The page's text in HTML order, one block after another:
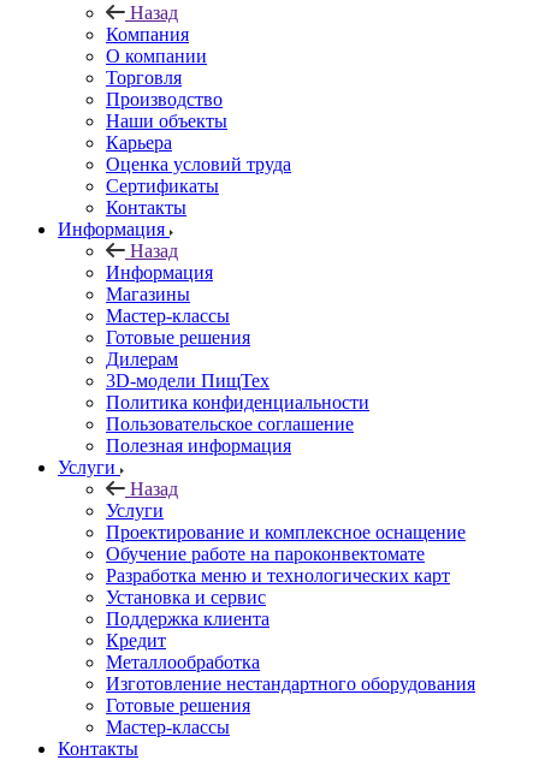
Назад
Компания
О компании
Торговля
Производство
Наши объекты
Карьера
Оценка условий труда
Сертификаты
Контакты
Информация
Назад
Информация
Магазины
Мастер-классы
Готовые решения
Дилерам
3D-модели ПищТех
Политика конфиденциальности
Пользовательское соглашение
Полезная информация
Услуги
Назад
Услуги
Проектирование и комплексное оснащение
Обучение работе на пароконвектомате
Разработка меню и технологических карт
Установка и сервис
Поддержка клиента
Кредит
Металлообработка
Изготовление нестандартного оборудования
Готовые решения
Мастер-классы
Контакты